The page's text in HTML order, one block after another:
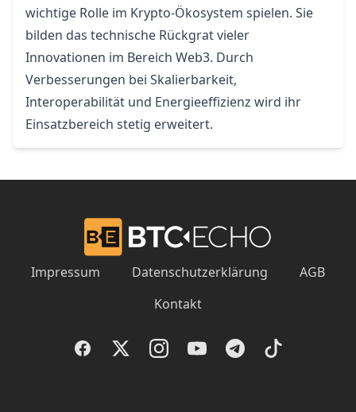
wichtige Rolle im Krypto-Ökosystem spielen. Sie
bilden das technische Rückgrat vieler
Innovationen im Bereich Web3. Durch
Verbesserungen bei Skalierbarkeit,
Interoperabilität und Energieeffizienz wird ihr
Einsatzbereich stetig erweitert.
Impressum Datenschutzerklärung
AGB
Kontakt
FacebookTwitterInstagramYouTubeTelegram
TikTok